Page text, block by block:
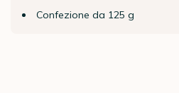
Confezione da 125 g